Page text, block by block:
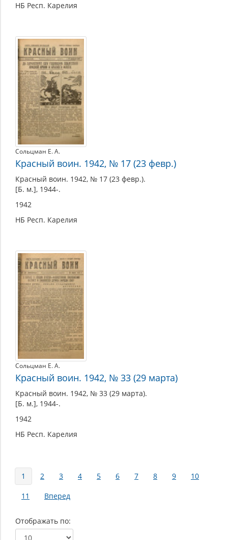
НБ Респ. Карелия
Сольцман Е. А.
Красный воин. 1942, № 17 (23 февр.)
Красный воин. 1942, № 17 (23 февр.).
[Б. м.], 1944-.
1942
НБ Респ. Карелия
Сольцман Е. А.
Красный воин. 1942, № 33 (29 марта)
Красный воин. 1942, № 33 (29 марта).
[Б. м.], 1944-.
1942
НБ Респ. Карелия
Страницы
1 2 3 4 5 6 7 8 9 10
11 Вперед
Отображать по